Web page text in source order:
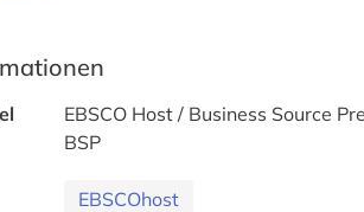
EBSCO Host / Business Source
BSP
EBSCOhost